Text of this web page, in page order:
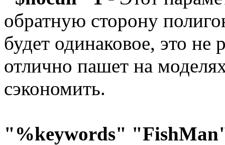
обратную сторону
будет одинаковое, это не
отлично пашет на
сэкономить.
"%keywords"